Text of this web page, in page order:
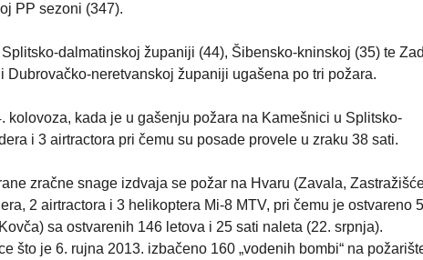
PP sezoni (347).
dalmatinskoj županiji (44), Šibensko-kninskoj (35) te
Dubrovačko-neretvanskoj županiji ugašena po tri požara.
kolovoza, kada je u gašenju požara na Kamešnici u Splitsko-
i 3 airtractora pri čemu su posade provele u zraku 38 sati.
zračne snage izdvaja se požar na Hvaru (Zavala,
2 airtractora i 3 helikoptera Mi-8 MTV, pri čemu je ostvareno
sa ostvarenih 146 letova i 25 sati naleta (22. srpnja).
što je 6. rujna 2013. izbačeno 160 „vodenih bombi“ na